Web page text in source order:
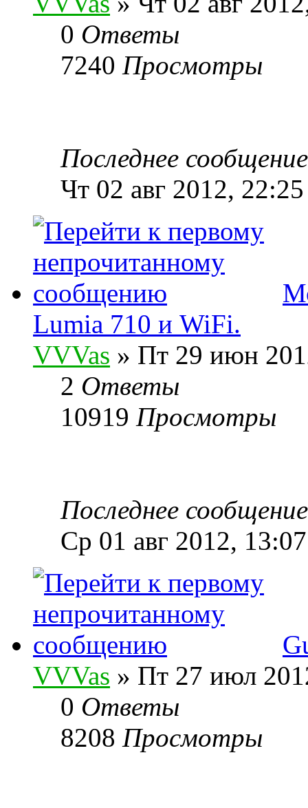
0 Ответы
7240 Просмотры
Последнее
Чт 02 авг 2012, 22:25
Lumia 710 и WiFi.
VVVas » Пт 29 июн
2 Ответы
10919 Просмотры
Последнее
Ср 01 авг 2012, 13:07
VVVas » Пт 27 июл
0 Ответы
8208 Просмотры